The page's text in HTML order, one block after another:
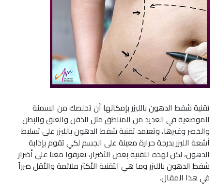
تقنية شفط الدهون بالليزر بإمكانها أن تخلصك من السمنة
الموضعية في العديد من المناطق مثل الذقن والعنق والبطن
والخصر وغيرها، وتعتمد تقنية شفط الدهون بالليزر على تسليط
أشعة الليزر بدرجة حرارة معينة على الجسم لكي تقوم بإذابة
الدهون، لكن لهذه التقنية بعض الأضرار، تعرفوا معنا على أضرار
شفط الدهون بالليزر وما هي التقنية الأكثر ملائمة والأقل ضرراً
في هذا المقال.